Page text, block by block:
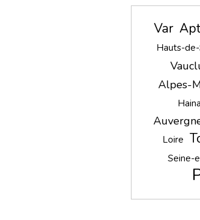
Var Apt
Hauts-
Alpes-
Loire
Seine-